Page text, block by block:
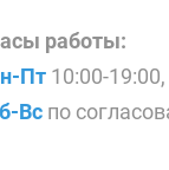
работы:
Пт 10:00-19:00,
Вс по